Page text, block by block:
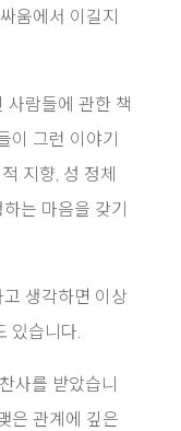
움에서 이길지
사람들에 관한 책
이 그런 이야기
지향, 성 정체
는 마음을 갖기
생각하면 이상
있습니다.
사를 받았습니
은 관계에 깊은